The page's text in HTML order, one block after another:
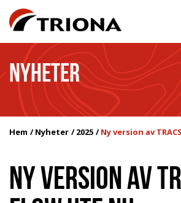
NYHETER
Hem Nyheter 2025 Ny version av
NY VERSION AV